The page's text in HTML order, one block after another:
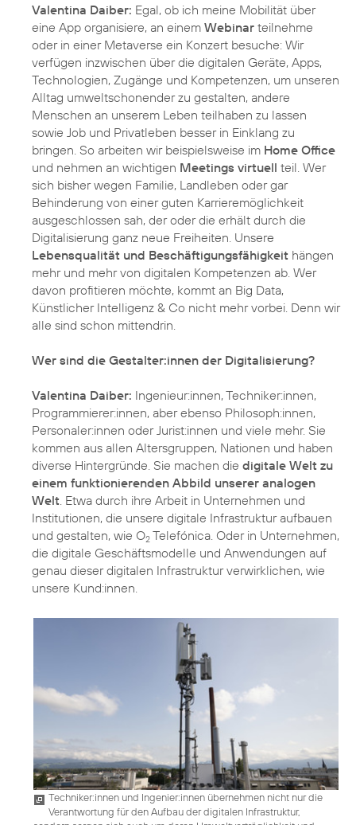
Valentina Daiber: Egal, ob ich meine Mobilität über
eine App organisiere, an einem Webinar teilnehme
oder in einer Metaverse ein Konzert besuche: Wir
verfügen inzwischen über die digitalen Geräte, Apps,
Technologien, Zugänge und Kompetenzen, um unseren
Alltag umweltschonender zu gestalten, andere
Menschen an unserem Leben teilhaben zu lassen
sowie Job und Privatleben besser in Einklang zu
bringen. So arbeiten wir beispielsweise im Home Office
und nehmen an wichtigen Meetings virtuell teil. Wer
sich bisher wegen Familie, Landleben oder gar
Behinderung von einer guten Karrieremöglichkeit
ausgeschlossen sah, der oder die erhält durch die
Digitalisierung ganz neue Freiheiten. Unsere
Lebensqualität und Beschäftigungsfähigkeit hängen
mehr und mehr von digitalen Kompetenzen ab. Wer
davon profitieren möchte, kommt an Big Data,
Künstlicher Intelligenz & Co nicht mehr vorbei. Denn wir
alle sind schon mittendrin.
Wer sind die Gestalter:innen der Digitalisierung?
Valentina Daiber: Ingenieur:innen, Techniker:innen,
Programmierer:innen, aber ebenso Philosoph:innen,
Personaler:innen oder Jurist:innen und viele mehr. Sie
kommen aus allen Altersgruppen, Nationen und haben
diverse Hintergründe. Sie machen die digitale Welt zu
einem funktionierenden Abbild unserer analogen
Welt . Etwa durch ihre Arbeit in Unternehmen und
Institutionen, die unsere digitale Infrastruktur aufbauen
und gestalten, wie O2 Telefónica. Oder in Unternehmen,
die digitale Geschäftsmodelle und Anwendungen auf
genau dieser digitalen Infrastruktur verwirklichen, wie
unsere Kund:innen.
Techniker:innen und Ingenier:innen übernehmen nicht nur die
Verantwortung für den Aufbau der digitalen Infrastruktur,